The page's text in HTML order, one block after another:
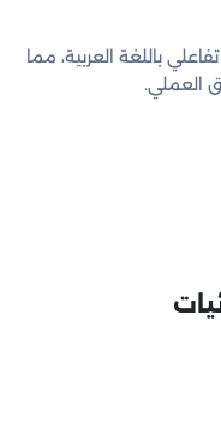
باللغة العربية، مما
العملي.